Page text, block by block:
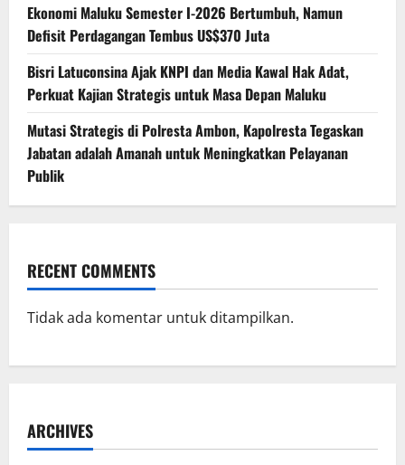
Ekonomi Maluku Semester I-2026 Bertumbuh, Namun
Defisit Perdagangan Tembus US$370 Juta
Bisri Latuconsina Ajak KNPI dan Media Kawal Hak Adat,
Perkuat Kajian Strategis untuk Masa Depan Maluku
Mutasi Strategis di Polresta Ambon, Kapolresta Tegaskan
Jabatan adalah Amanah untuk Meningkatkan Pelayanan
Publik
RECENT COMMENTS
Tidak ada komentar untuk ditampilkan.
ARCHIVES